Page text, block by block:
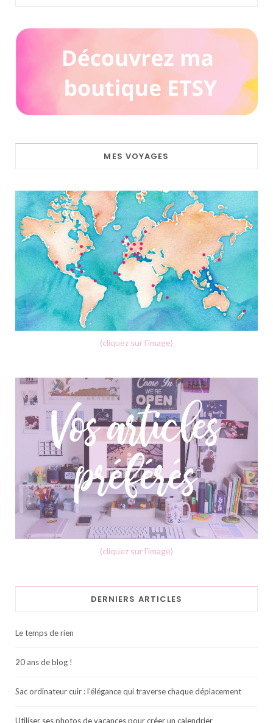
MES VOYAGES
(cliquez sur l'image)
(cliquez sur l'image)
DERNIERS ARTICLES
Le temps de rien
20 ans de blog !
Sac ordinateur cuir : l’élégance qui traverse chaque déplacement
Utiliser ses photos de vacances pour créer un calendrier